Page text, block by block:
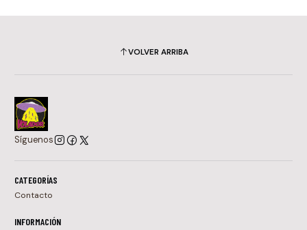
VOLVER ARRIBA
Síguenos
CATEGORÍAS
Contacto
INFORMACIÓN